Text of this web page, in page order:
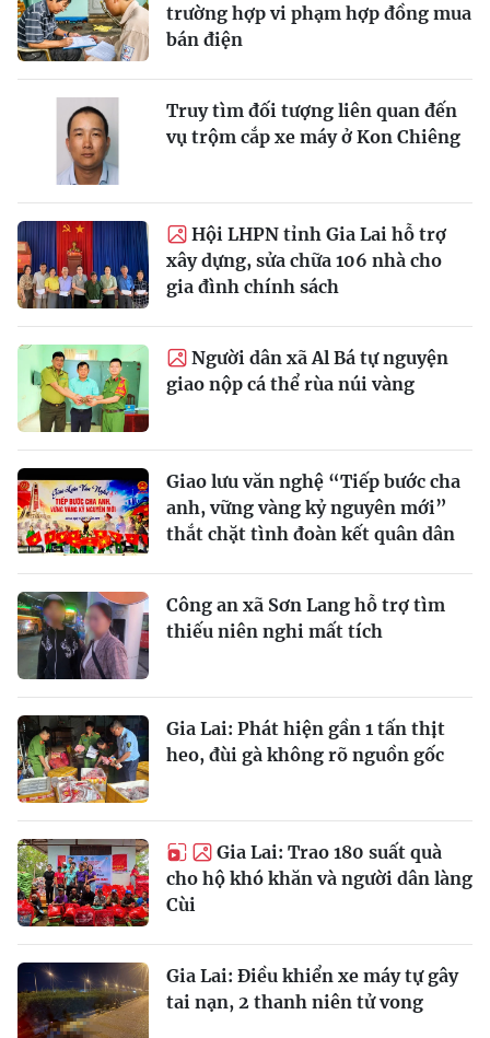
trường hợp vi phạm hợp đồng mua
bán điện
Truy tìm đối tượng liên quan đến
vụ trộm cắp xe máy ở Kon Chiêng
Hội LHPN tỉnh Gia Lai hỗ trợ
xây dựng, sửa chữa 106 nhà cho
gia đình chính sách
Người dân xã Al Bá tự nguyện
giao nộp cá thể rùa núi vàng
Giao lưu văn nghệ “Tiếp bước cha
anh, vững vàng kỷ nguyên mới”
thắt chặt tình đoàn kết quân dân
Công an xã Sơn Lang hỗ trợ tìm
thiếu niên nghi mất tích
Gia Lai: Phát hiện gần 1 tấn thịt
heo, đùi gà không rõ nguồn gốc
Gia Lai: Trao 180 suất quà
cho hộ khó khăn và người dân làng
Cùi
Gia Lai: Điều khiển xe máy tự gây
tai nạn, 2 thanh niên tử vong